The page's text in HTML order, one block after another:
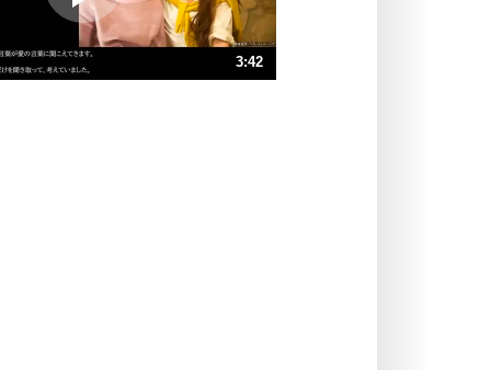
ポジティブ思考になる30の方法
ストレス対策
人生、なんとかなるもの。
3:42